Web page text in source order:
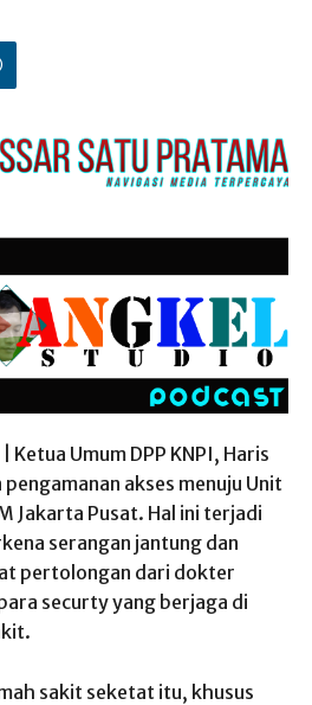
| Ketua Umum DPP KNPI, Haris
akses menuju Unit
Jakarta Pusat. Hal ini terjadi
serangan jantung dan
pertolongan dari dokter
securty yang berjaga di
sakit seketat itu, khusus